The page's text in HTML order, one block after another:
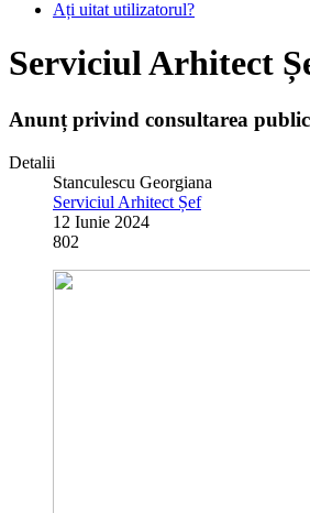
Ați uitat utilizatorul?
Serviciul Arhitect
Anunț privind consultarea
Detalii
Stanculescu Georgiana
Serviciul Arhitect Șef
12 Iunie 2024
802